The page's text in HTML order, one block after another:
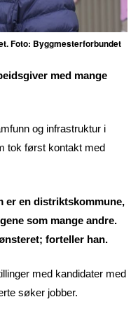
Foto: Byggmesterforbundet
med mange
og infrastruktur i
tok først kontakt med
er en distriktskommune,
som mange andre.
forteller han.
med kandidater med
søker jobber.